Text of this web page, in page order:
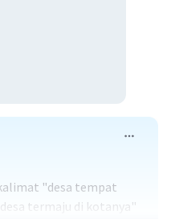
"desa tempat
termaju di kotanya"